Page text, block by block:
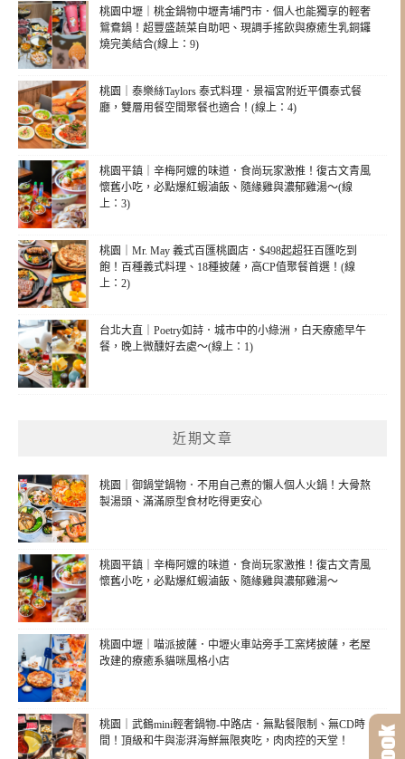
桃園中壢｜桃金鍋物中壢青埔門市．個人也能獨享的輕奢
鴛鴦鍋！超豐盛蔬菜自助吧、現調手搖飲與療癒生乳銅鑼
燒完美結合(線上：9)
桃園｜泰樂絲Taylors 泰式料理．景福宮附近平價泰式餐
廳，雙層用餐空間聚餐也適合！(線上：4)
桃園平鎮｜辛梅阿嬤的味道．食尚玩家激推！復古文青風
懷舊小吃，必點爆紅蝦滷飯、隨緣雞與濃郁雞湯～(線
上：3)
桃園｜Mr. May 義式百匯桃園店．$498起超狂百匯吃到
飽！百種義式料理、18種披薩，高CP值聚餐首選！(線
上：2)
台北大直｜Poetry如詩．城市中的小綠洲，白天療癒早午
餐，晚上微醺好去處～(線上：1)
近期文章
桃園｜御鍋堂鍋物．不用自己煮的懶人個人火鍋！大骨熬
製湯頭、滿滿原型食材吃得更安心
桃園平鎮｜辛梅阿嬤的味道．食尚玩家激推！復古文青風
懷舊小吃，必點爆紅蝦滷飯、隨緣雞與濃郁雞湯～
桃園中壢｜喵派披薩．中壢火車站旁手工窯烤披薩，老屋
改建的療癒系貓咪風格小店
桃園｜武鶴mini輕奢鍋物-中路店．無點餐限制、無CD時
間！頂級和牛與澎湃海鮮無限爽吃，肉肉控的天堂！